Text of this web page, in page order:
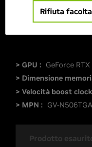
> GPU : GeForce
> Dimensione
> Velocità boost
> MPN : GV-
Prodotto
Rifiuta